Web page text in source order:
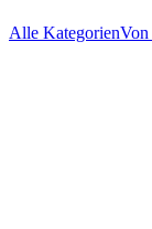
Alle KategorienVon